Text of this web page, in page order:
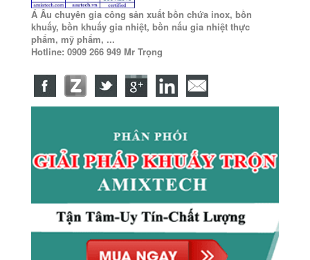
Á Âu chuyên gia công sản xuất bồn chứa inox, bồn
khuấy, bồn khuấy gia nhiệt, bồn nấu gia nhiệt thực
phẩm, mỹ phẩm, ...
Hotline: 0909 266 949 Mr Trọng